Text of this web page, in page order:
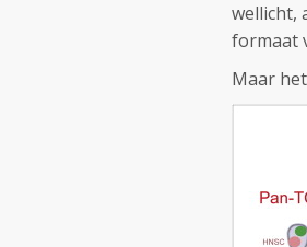
wellicht,
formaat
Maar